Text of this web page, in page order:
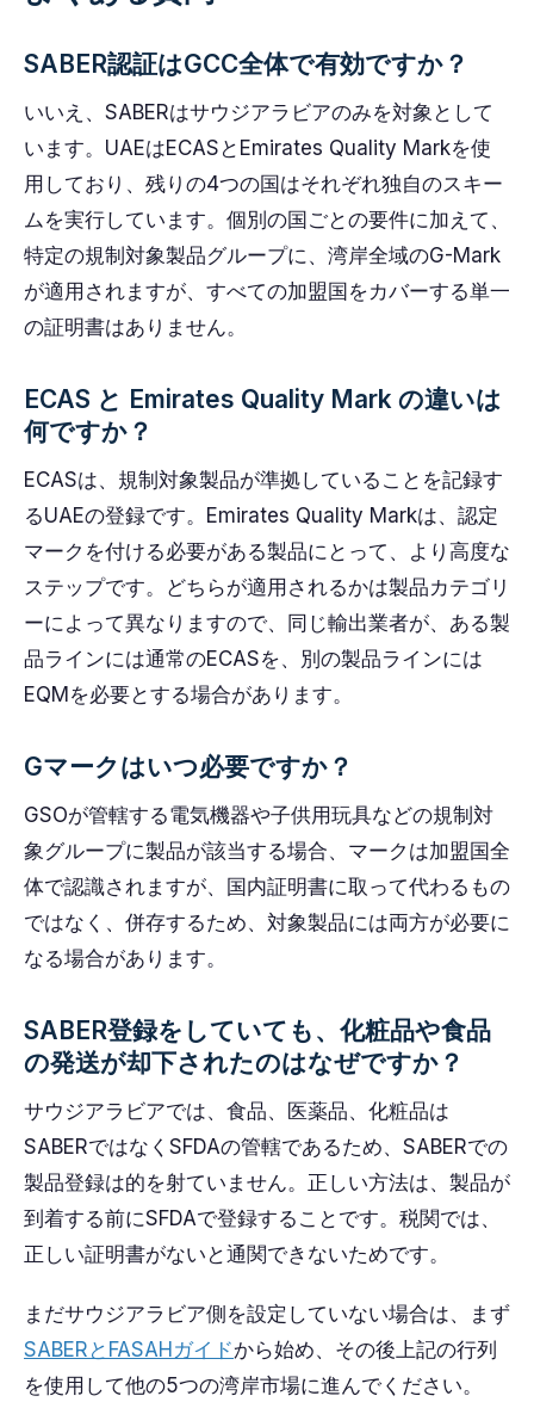
SABER認証はGCC全体で有効ですか？
いいえ、SABERはサウジアラビアのみを対象として
います。UAEはECASとEmirates Quality Markを使
用しており、残りの4つの国はそれぞれ独自のスキー
ムを実行しています。個別の国ごとの要件に加えて、
特定の規制対象製品グループに、湾岸全域のG-Mark
が適用されますが、すべての加盟国をカバーする単一
の証明書はありません。
ECAS と Emirates Quality Mark の違いは
何ですか？
ECASは、規制対象製品が準拠していることを記録す
るUAEの登録です。Emirates Quality Markは、認定
マークを付ける必要がある製品にとって、より高度な
ステップです。どちらが適用されるかは製品カテゴリ
ーによって異なりますので、同じ輸出業者が、ある製
品ラインには通常のECASを、別の製品ラインには
EQMを必要とする場合があります。
Gマークはいつ必要ですか？
GSOが管轄する電気機器や子供用玩具などの規制対
象グループに製品が該当する場合、マークは加盟国全
体で認識されますが、国内証明書に取って代わるもの
ではなく、併存するため、対象製品には両方が必要に
なる場合があります。
SABER登録をしていても、化粧品や食品
の発送が却下されたのはなぜですか？
サウジアラビアでは、食品、医薬品、化粧品は
SABERではなくSFDAの管轄であるため、SABERでの
製品登録は的を射ていません。正しい方法は、製品が
到着する前にSFDAで登録することです。税関では、
正しい証明書がないと通関できないためです。
まだサウジアラビア側を設定していない場合は、まず
SABERとFASAHガイドから始め、その後上記の行列
を使用して他の5つの湾岸市場に進んでください。